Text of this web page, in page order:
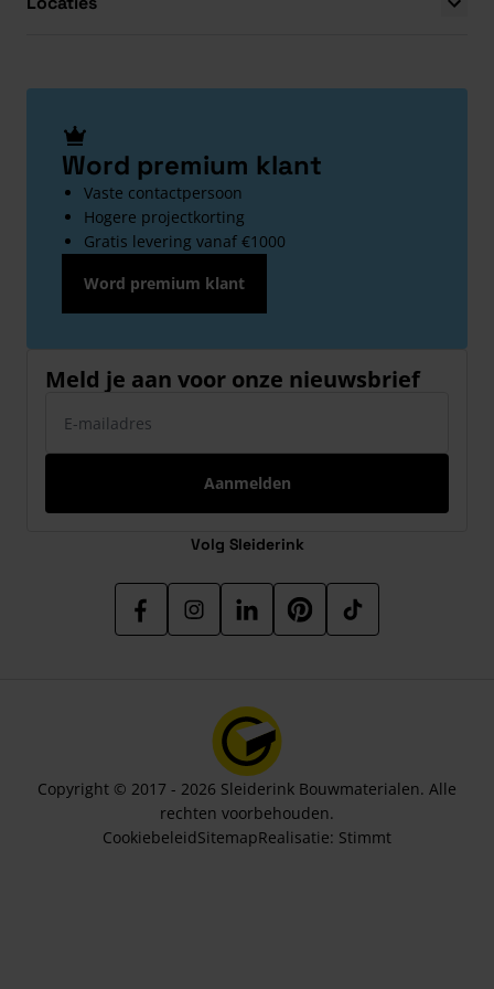
Word premium klant
Vaste contactpersoon
Hogere projectkorting
Gratis levering vanaf €1000
Word premium klant
Meld je aan voor onze nieuwsbrief
Aanmelden
Volg Sleiderink
Copyright © 2017 - 2026 Sleiderink Bouwmaterialen. Alle
rechten voorbehouden.
CookiebeleidSitemapRealisatie: Stimmt